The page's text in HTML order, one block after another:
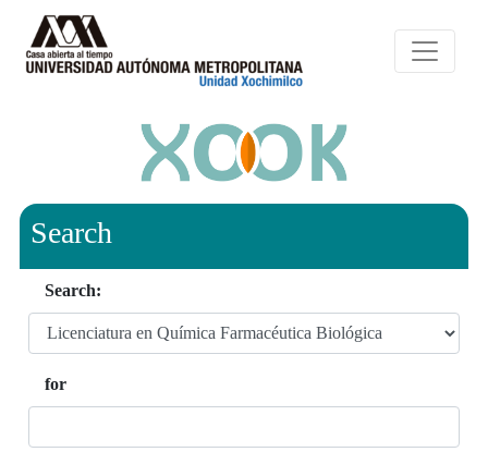
Search
Search:
for